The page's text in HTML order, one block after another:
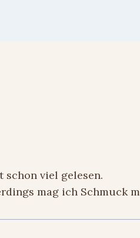
schon viel gelesen.
mag ich Schmuck